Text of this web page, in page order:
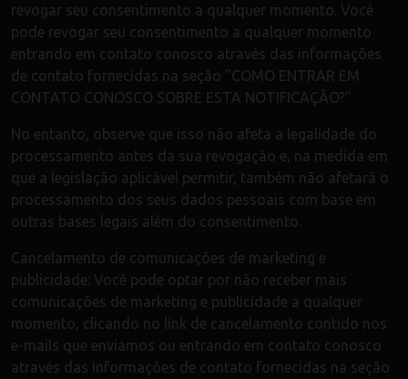
revogar seu consentimento a qualquer momento. Você
pode revogar seu consentimento a qualquer momento
entrando em contato conosco através das informações
de contato fornecidas na seção "COMO ENTRAR EM
CONTATO CONOSCO SOBRE ESTA NOTIFICAÇÃO?"
No entanto, observe que isso não afeta a legalidade do
processamento antes da sua revogação e, na medida em
que a legislação aplicável permitir, também não afetará o
processamento dos seus dados pessoais com base em
outras bases legais além do consentimento.
Cancelamento de comunicações de marketing e
publicidade: Você pode optar por não receber mais
comunicações de marketing e publicidade a qualquer
momento, clicando no link de cancelamento contido nos
e-mails que enviamos ou entrando em contato conosco
através das informações de contato fornecidas na seção